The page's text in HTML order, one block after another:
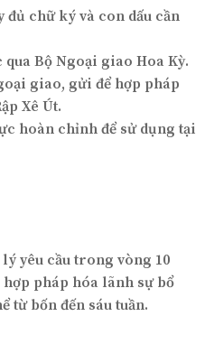
chữ ký và con dấu cần
Bộ Ngoại giao Hoa Kỳ.
giao, gửi để hợp pháp
Xê Út.
hoàn chỉnh để sử dụng tại
yêu cầu trong vòng 10
pháp hóa lãnh sự bổ
từ bốn đến sáu tuần.